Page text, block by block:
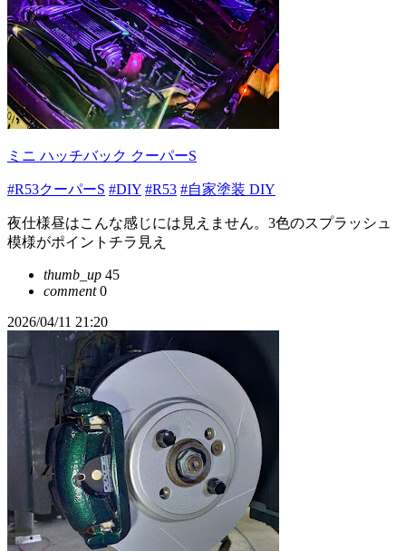
ミニ ハッチバック クーパーS
#R53クーパーS #DIY #R53 #自家塗装 DIY
夜仕様昼はこんな感じには見えません。3色のスプラッシュ
模様がポイントチラ見え
thumb_up 45
comment0
2026/04/11 21:20